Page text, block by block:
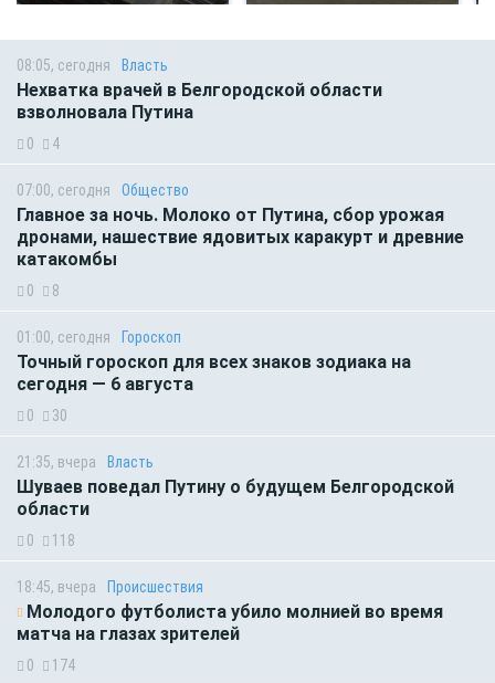
08:05, сегодня Власть
Нехватка врачей в Белгородской области
взволновала Путина
0 4
07:00, сегодня Общество
Главное за ночь. Молоко от Путина, сбор урожая
дронами, нашествие ядовитых каракурт и древние
катакомбы
0 8
01:00, сегодня Гороскоп
Точный гороскоп для всех знаков зодиака на
сегодня — 6 августа
0 30
21:35, вчера Власть
Шуваев поведал Путину о будущем Белгородской
области
0 118
18:45, вчера Происшествия
Молодого футболиста убило молнией во время
матча на глазах зрителей
0 174